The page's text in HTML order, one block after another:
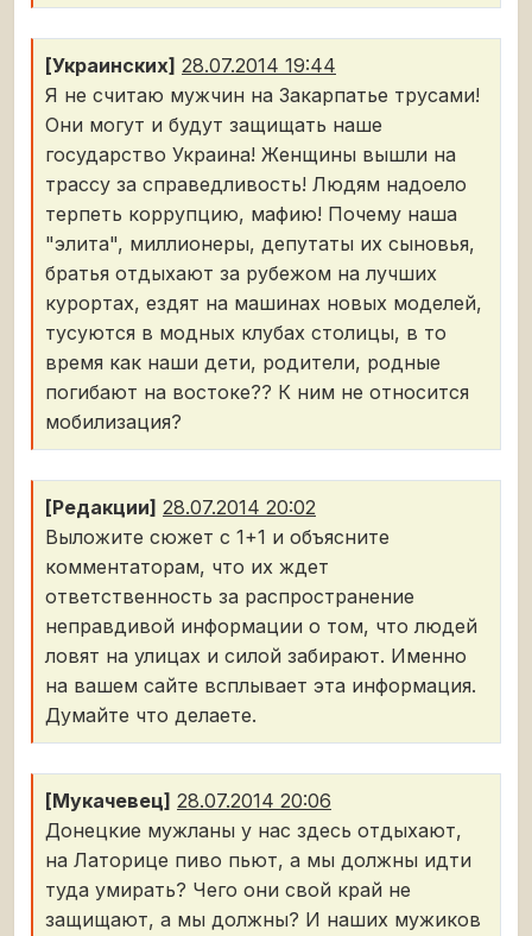
[Украинских] 28.07.2014 19:44
Я не считаю мужчин на Закарпатье трусами!
Они могут и будут защищать наше
государство Украина! Женщины вышли на
трассу за справедливость! Людям надоело
терпеть коррупцию, мафию! Почему наша
"элита", миллионеры, депутаты их сыновья,
братья отдыхают за рубежом на лучших
курортах, ездят на машинах новых моделей,
тусуются в модных клубах столицы, в то
время как наши дети, родители, родные
погибают на востоке?? К ним не относится
мобилизация?
[Редакции] 28.07.2014 20:02
Выложите сюжет с 1+1 и объясните
комментаторам, что их ждет
ответственность за распространение
неправдивой информации о том, что людей
ловят на улицах и силой забирают. Именно
на вашем сайте всплывает эта информация.
Думайте что делаете.
[Мукачевец] 28.07.2014 20:06
Донецкие мужланы у нас здесь отдыхают,
на Латорице пиво пьют, а мы должны идти
туда умирать? Чего они свой ​​край не
защищают, а мы должны? И наших мужиков